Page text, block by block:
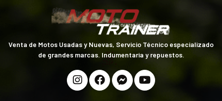
Venta de Motos Usadas y Nuevas, Servicio Técnico especializado
de grandes marcas. Indumentaria y repuestos.